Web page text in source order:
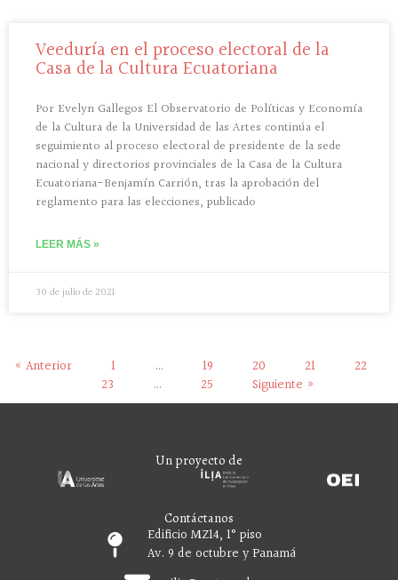
Veeduría en el proceso electoral de la
Casa de la Cultura Ecuatoriana
Por Evelyn Gallegos El Observatorio de Políticas y Economía
de la Cultura de la Universidad de las Artes continúa el
seguimiento al proceso electoral de presidente de la sede
nacional y directorios provinciales de la Casa de la Cultura
Ecuatoriana-Benjamín Carrión, tras la aprobación del
reglamento para las elecciones, publicado
LEER MÁS »
30 de julio de 2021
« Anterior 1 … 19 20 21
22
23
… 25 Siguiente »
Un proyecto de
Contáctanos
Edificio MZ14, 1° piso
Av. 9 de octubre y Panamá